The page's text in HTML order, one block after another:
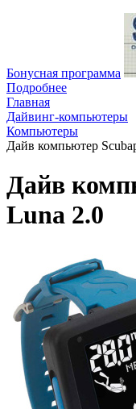
Бонусная программа
Подробнее
Главная
Дайвинг-компьютеры
Компьютеры
Дайв компьютер
Дайв
Luna 2.0